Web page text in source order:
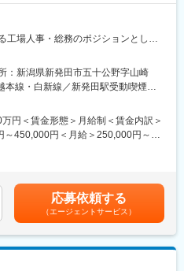
す。
どについて学んだ後、OJTで工具の
いただきます。ゆっくりと時間を掛
、上長に相談の上、早入り／早上が
活用しています。仕事とプライベー
また有給休暇も自身のタイミングで
整備を進めています。
／夜勤・緊急対応基本なし
工場人事・総務のポジションとし
に関する業務です。
ローしますので安心してください。
理
：新潟県新発田市五十公野字山崎
本線・白新線／新発田駅受動喫煙対
円＜賃金形態＞月給制＜賃金内訳＞
～450,000円＜月給＞250,000円～
：550万円／経験3年700万円／経験
額であり、選考を通じて上下する可
固定手当を含めた表記です。
応募依頼する
（エージェントサービス）